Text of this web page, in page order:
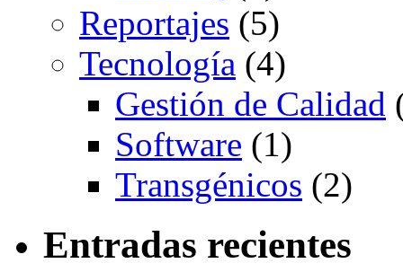
Reportajes (5)
Tecnología (4)
Gestión de Calidad
Software (1)
Transgénicos (2)
Entradas recientes